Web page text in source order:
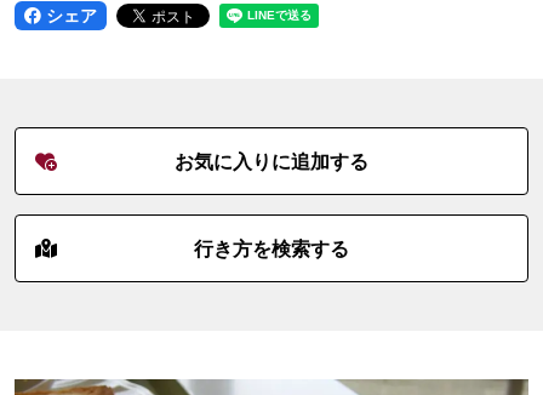
シェア
お気に入りに追加する
行き方を検索する